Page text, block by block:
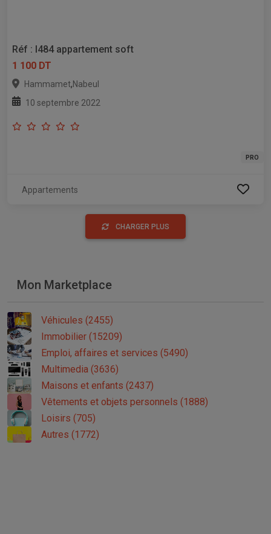
Réf : l484 appartement soft
1 100 DT
Hammamet,Nabeul
10 septembre 2022
PRO
Appartements
CHARGER PLUS
Mon Marketplace
Véhicules (2455)
Immobilier (15209)
Emploi, affaires et services (5490)
Multimedia (3636)
Maisons et enfants (2437)
Vêtements et objets personnels (1888)
Loisirs (705)
Autres (1772)